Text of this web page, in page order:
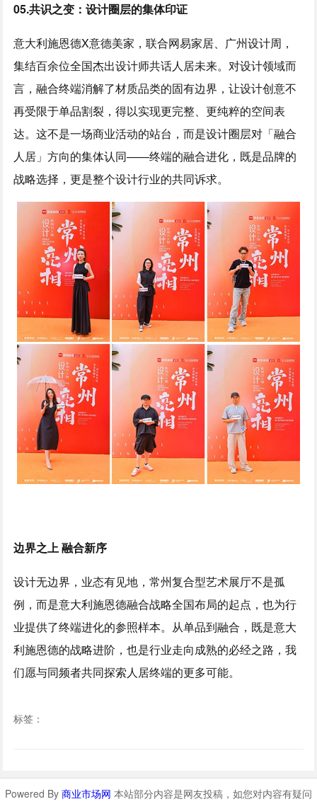
05.共识之变 ：设计圈层的集体印证
意大利施恩德X意德美家，联合网易家居、广州设计周，
集结百余位全国杰出设计师共话人居未来。对设计领域而
言，融合终端消解了材质品类的固有边界，让设计创意不
再受限于单品割裂，得以实现更完整、更纯粹的空间表
达。这不是一场商业活动的站台，而是设计圈层对「融合
人居」方向的集体认同——终端的融合进化，既是品牌的
战略选择，更是整个设计行业的共同诉求。
边界之上 融合新序
设计无边界，业态有见地，常州复合型艺术展厅不是孤
例，而是意大利施恩德融合战略全国布局的起点，也为行
业提供了终端进化的参照样本。从单品到融合，既是意大
利施恩德的战略进阶，也是行业走向成熟的必经之路，我
们愿与同频者共同探索人居终端的更多可能。
标签：
Powered By 商业市场网 本站部分内容是网友投稿，如您对内容有疑问